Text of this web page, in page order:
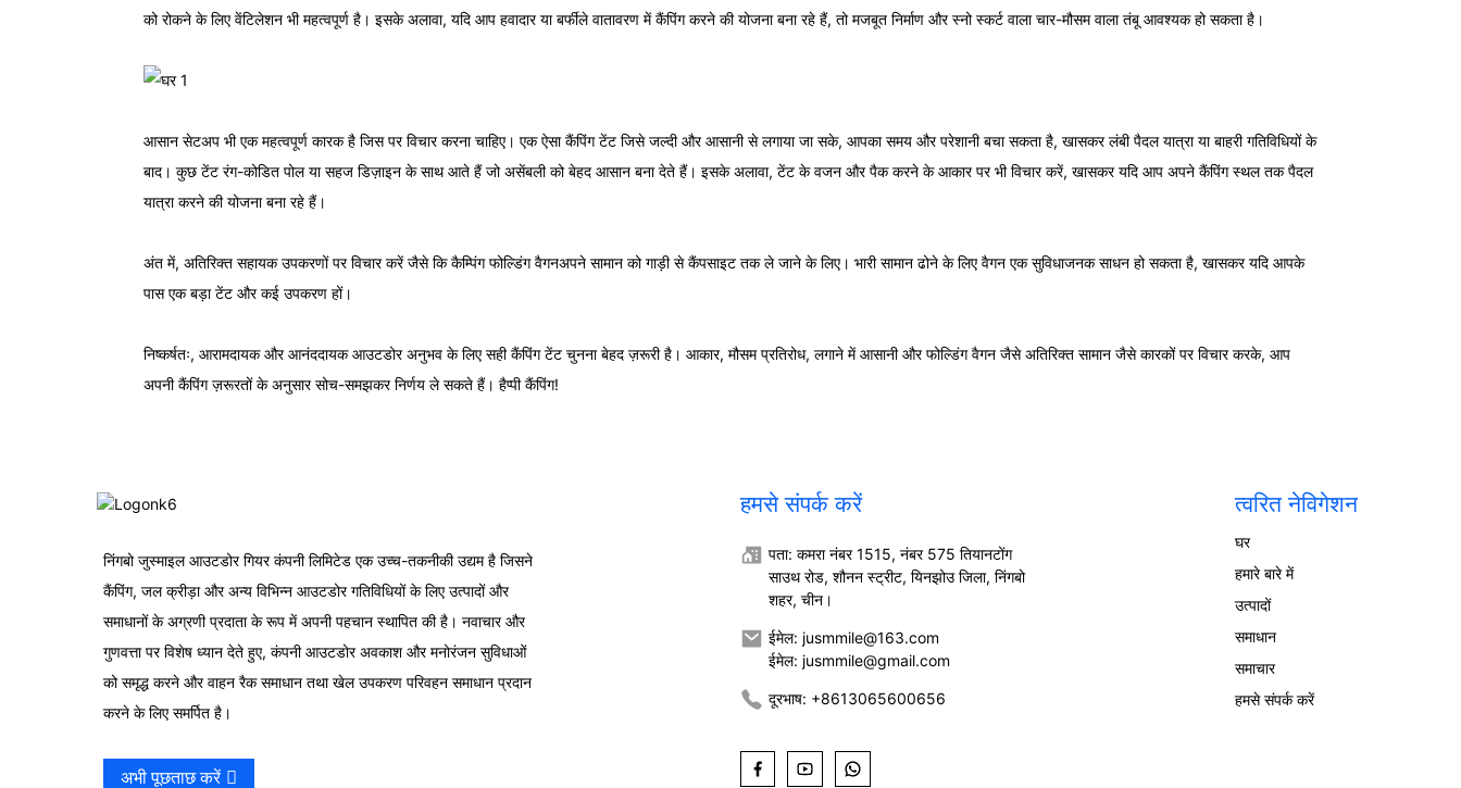
को रोकने के लिए वेंटिलेशन भी महत्वपूर्ण है। इसके अलावा, यदि आप हवादार या बर्फीले वातावरण में कैंपिंग करने की योजना बना रहे हैं, तो मजबूत निर्माण और स्नो स्कर्ट वाला चार-मौसम वाला तंबू आवश्यक हो सकता है।
आसान सेटअप भी एक महत्वपूर्ण कारक है जिस पर विचार करना चाहिए। एक ऐसा कैंपिंग टेंट जिसे जल्दी और आसानी से लगाया जा सके, आपका समय और परेशानी बचा सकता है, खासकर लंबी पैदल यात्रा या बाहरी गतिविधियों के
बाद। कुछ टेंट रंग-कोडित पोल या सहज डिज़ाइन के साथ आते हैं जो असेंबली को बेहद आसान बना देते हैं। इसके अलावा, टेंट के वजन और पैक करने के आकार पर भी विचार करें, खासकर यदि आप अपने कैंपिंग स्थल तक पैदल
यात्रा करने की योजना बना रहे हैं।
अंत में, अतिरिक्त सहायक उपकरणों पर विचार करें जैसे किकैम्पिंग फोल्डिंग वैगनअपने सामान को गाड़ी से कैंपसाइट तक ले जाने के लिए। भारी सामान ढोने के लिए वैगन एक सुविधाजनक साधन हो सकता है, खासकर यदि आपके
पास एक बड़ा टेंट और कई उपकरण हों।
निष्कर्षतः, आरामदायक और आनंददायक आउटडोर अनुभव के लिए सही कैंपिंग टेंट चुनना बेहद ज़रूरी है। आकार, मौसम प्रतिरोध, लगाने में आसानी और फोल्डिंग वैगन जैसे अतिरिक्त सामान जैसे कारकों पर विचार करके, आप
अपनी कैंपिंग ज़रूरतों के अनुसार सोच-समझकर निर्णय ले सकते हैं। हैप्पी कैंपिंग!
निंगबो जुस्माइल आउटडोर गियर कंपनी लिमिटेड एक उच्च-तकनीकी उद्यम है जिसने
कैंपिंग, जल क्रीड़ा और अन्य विभिन्न आउटडोर गतिविधियों के लिए उत्पादों और
समाधानों के अग्रणी प्रदाता के रूप में अपनी पहचान स्थापित की है। नवाचार और
गुणवत्ता पर विशेष ध्यान देते हुए, कंपनी आउटडोर अवकाश और मनोरंजन सुविधाओं
को समृद्ध करने और वाहन रैक समाधान तथा खेल उपकरण परिवहन समाधान प्रदान
करने के लिए समर्पित है।
अभी पूछताछ करें
हमसे संपर्क करें
पता: कमरा नंबर 1515, नंबर 575 तियानटोंग
साउथ रोड, शौनन स्ट्रीट, यिनझोउ जिला, निंगबो
शहर, चीन।
ईमेल: jusmmile@163.com
ईमेल: jusmmile@gmail.com
दूरभाष: +8613065600656
त्वरित नेविगेशन
घर
हमारे बारे में
उत्पादों
समाधान
समाचार
हमसे संपर्क करें